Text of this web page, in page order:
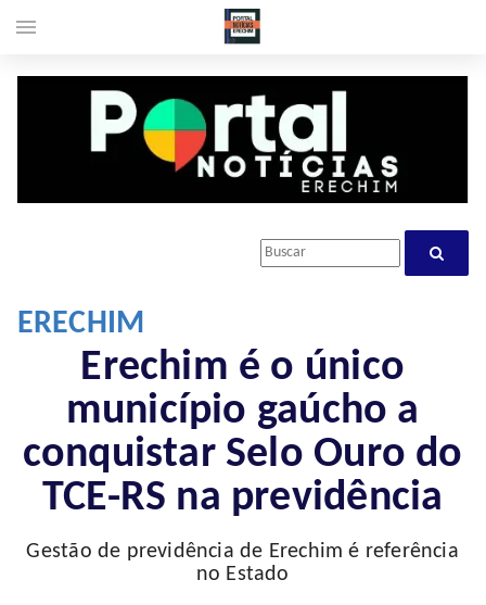
ERECHIM
Erechim é o único
município gaúcho a
conquistar Selo Ouro do
TCE-RS na previdência
Gestão de previdência de Erechim é referência
no Estado
menu